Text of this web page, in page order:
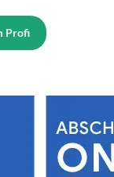
Profi